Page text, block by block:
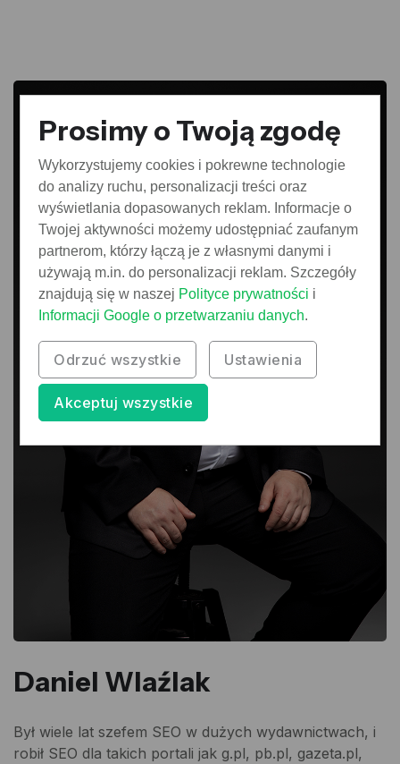
Daniel Wlaźlak
Był wiele lat szefem SEO w dużych wydawnictwach, i
robił SEO dla takich portali jak g.pl, pb.pl, gazeta.pl,
Prosimy o Twoją zgodę
Wykorzystujemy cookies i pokrewne technologie
do analizy ruchu, personalizacji treści oraz
wyświetlania dopasowanych reklam. Informacje o
Twojej aktywności możemy udostępniać zaufanym
partnerom, którzy łączą je z własnymi danymi i
używają m.in. do personalizacji reklam. Szczegóły
znajdują się w naszej Polityce prywatności i
Informacji Google o przetwarzaniu danych.
Odrzuć wszystkie Ustawienia
Akceptuj wszystkie